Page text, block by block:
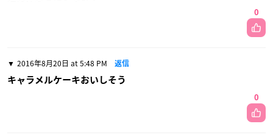
0
2016年8月20日 at 5:48 PM 返信
キャラメルケーキおいしそう
0